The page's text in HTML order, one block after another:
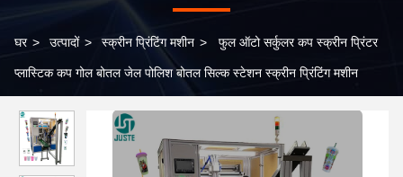
घर > उत्पादों > स्क्रीन प्रिंटिंग मशीन > फुल ऑटो सर्कुलर कप स्क्रीन प्रिंटर
प्लास्टिक कप गोल बोतल जेल पोलिश बोतल सिल्क स्टेशन स्क्रीन प्रिंटिंग मशीन